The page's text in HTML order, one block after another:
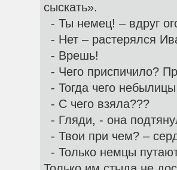
сыскать».
- Ты немец! – вдруг
- Нет – растерялся
- Врешь!
- Чего приспичило?
- Тогда чего
- С чего взяла???
- Гляди, - она
- Твои при чем? –
- Только немцы